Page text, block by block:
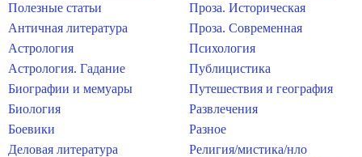
Полезные статьи
Античная литература
Астрология
Астрология. Гадание
Биографии и мемуары
Биология
Боевики
Деловая литература
Проза. Историческая
Проза. Современная
Психология
Публицистика
Путешествия и география
Развлечения
Разное
Религия/мистика/нло